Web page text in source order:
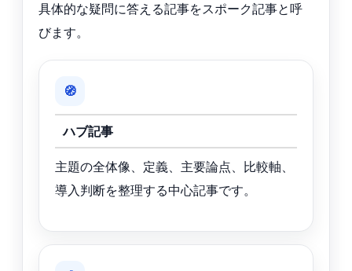
具体的な疑問に答える記事をスポーク記事と呼
びます。
🧭
ハブ記事
主題の全体像、定義、主要論点、比較軸、
導入判断を整理する中心記事です。